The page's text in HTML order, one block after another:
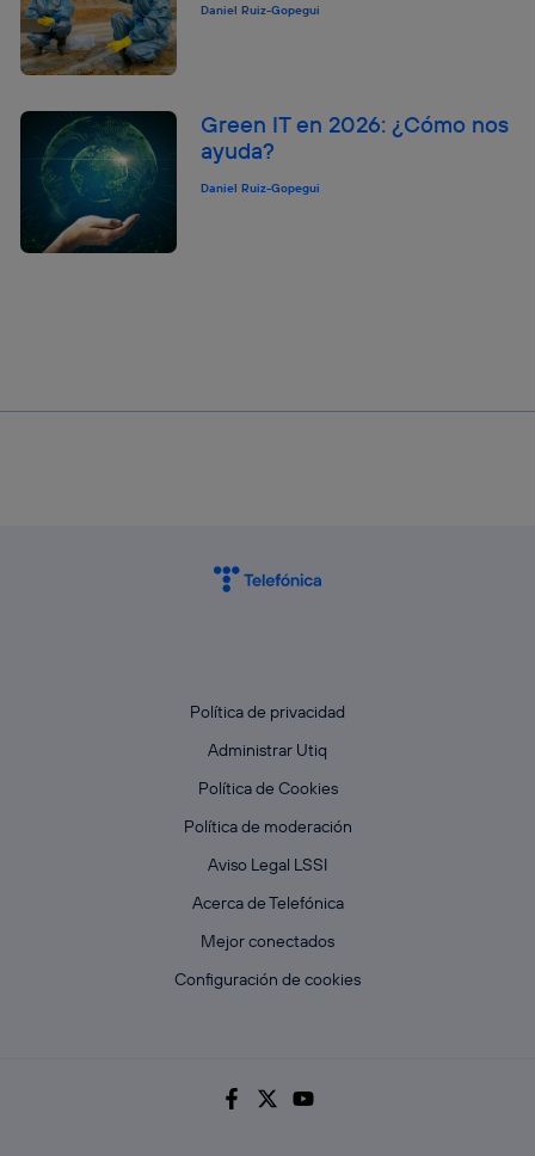
Daniel Ruiz-Gopegui
Green IT en 2026: ¿Cómo nos
ayuda?
Daniel Ruiz-Gopegui
Política de privacidad
Administrar Utiq
Política de Cookies
Política de moderación
Aviso Legal LSSI
Acerca de Telefónica
Mejor conectados
Configuración de cookies